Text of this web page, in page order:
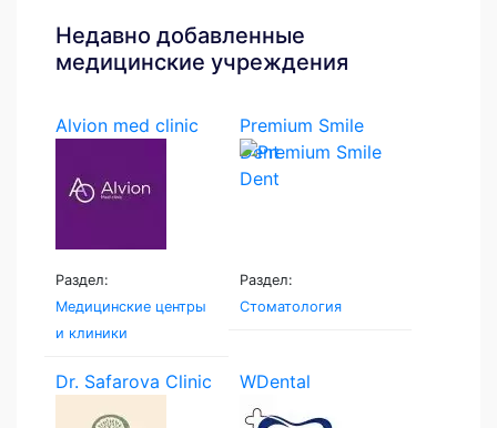
Недавно добавленные
медицинские учреждения
Alvion med clinic
Раздел:
Медицинские центры
и клиники
Premium Smile
Dent
Раздел:
Стоматология
Dr. Safarova Clinic WDental